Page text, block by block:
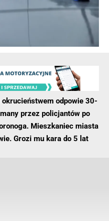
strażacy zastali ciągnik
Naczepa od pojazdu
odpowie 30-
przez policjantów po
Mieszkaniec miasta
Grozi mu kara do 5 lat